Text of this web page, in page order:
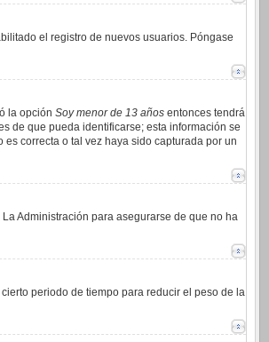
el registro de nuevos usuarios. Póngase
la opción Soy menor de 13 años entonces tendrá
de que pueda identificarse; esta información se
correcta o tal vez haya sido capturada por un
Administración para asegurarse de que no ha
periodo de tiempo para reducir el peso de la